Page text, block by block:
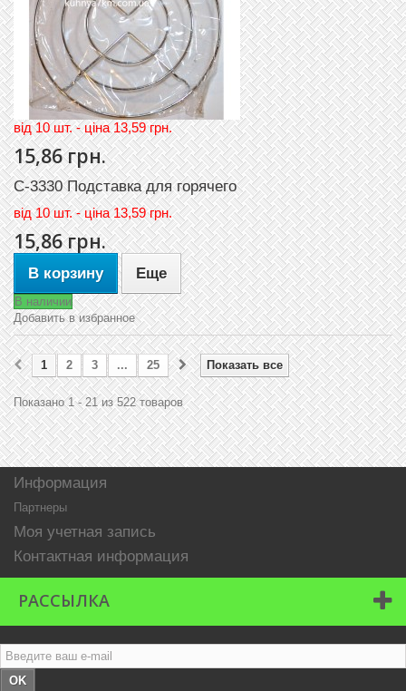
вiд 10 шт. - цiна 13,59 грн.
15,86 грн.
C-3330 Подставка для горячего
вiд10 шт. - цiна 13,59 грн.
15,86 грн.
В корзину Еще
В наличии
Добавить в избранное
Показать все
1 2 3 ... 25
Показано 1 - 21 из 522 товаров
Информация
Партнеры
Моя учетная запись
Контактная информация
РАССЫЛКА
OK